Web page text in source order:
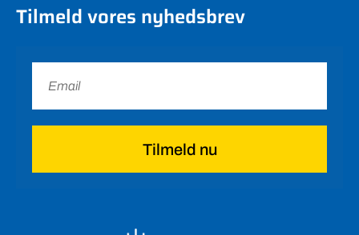
Tilmeld vores nyhedsbrev
Tilmeld nu